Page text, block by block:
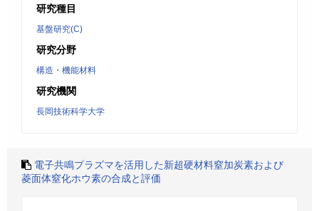
研究種目
基盤研究(C)
研究分野
構造・機能材料
研究機関
長岡技術科学大学
電子共鳴プラズマを活用した新超硬材料窒加炭素および
菱面体窒化ホウ素の合成と評価